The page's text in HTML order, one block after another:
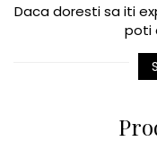
Daca doresti sa iti
poti